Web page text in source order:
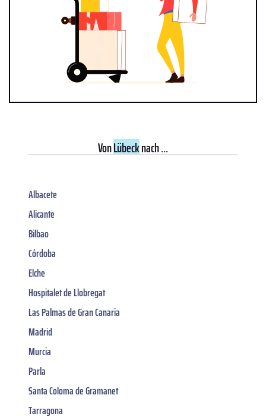
VonLübecknach ...
Albacete
Alicante
Bilbao
Córdoba
Elche
Hospitalet de Llobregat
Las Palmas de Gran Canaria
Madrid
Murcia
Parla
Santa Coloma de Gramanet
Tarragona